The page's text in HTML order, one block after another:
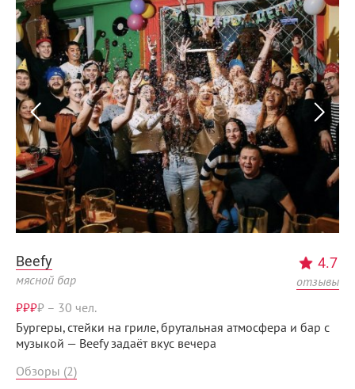
Beefy
мясной бар
4.7
отзывы
₽₽₽₽ – 30 чел.
Бургеры, стейки на гриле, брутальная атмосфера и бар с
музыкой — Beefy задаёт вкус вечера
Обзоры (2)